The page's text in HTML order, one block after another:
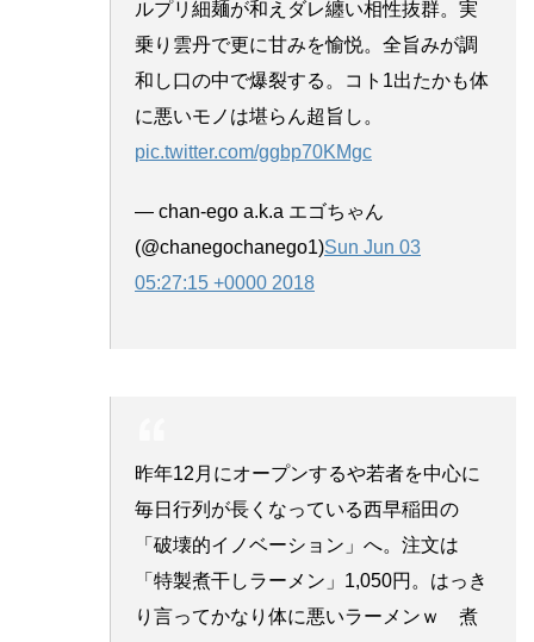
ルプリ細麺が和えダレ纏い相性抜群。実
乗り雲丹で更に甘みを愉悦。全旨みが調
和し口の中で爆裂する。コト1出たかも体
に悪いモノは堪らん超旨し。
pic.twitter.com/ggbp70KMgc
— chan-ego a.k.a エゴちゃん
(@chanegochanego1)Sun Jun 03
05:27:15 +0000 2018
昨年12月にオープンするや若者を中心に
毎日行列が長くなっている西早稲田の
「破壊的イノベーション」へ。注文は
「特製煮干しラーメン」1,050円。はっき
り言ってかなり体に悪いラーメンｗ 煮